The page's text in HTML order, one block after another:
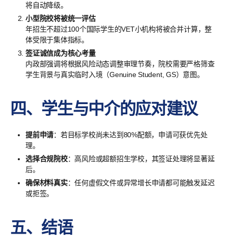
将自动降级。
小型院校将被统一评估
年招生不超过100个国际学生的VET小机构将被合并计算，整
体受限于集体指标。
签证诚信成为核心考量
内政部强调将根据风险动态调整审理节奏，院校需要严格筛查
学生背景与真实临时入境（Genuine Student, GS）意图。
四、学生与中介的应对建议
提前申请：若目标学校尚未达到80%配额，申请可获优先处
理。
选择合规院校：高风险或超额招生学校，其签证处理将显著延
后。
确保材料真实：任何虚假文件或异常增长申请都可能触发延迟
或拒签。
五、结语